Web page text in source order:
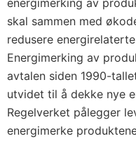
energimerking av
skal sammen med
redusere
Energimerking av
avtalen siden 1990-
utvidet til å dekke nye
Regelverket pålegger
energimerke